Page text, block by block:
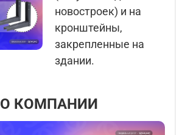
новостроек) и на
кронштейны,
закрепленные на
здании.
О КОМПАНИИ